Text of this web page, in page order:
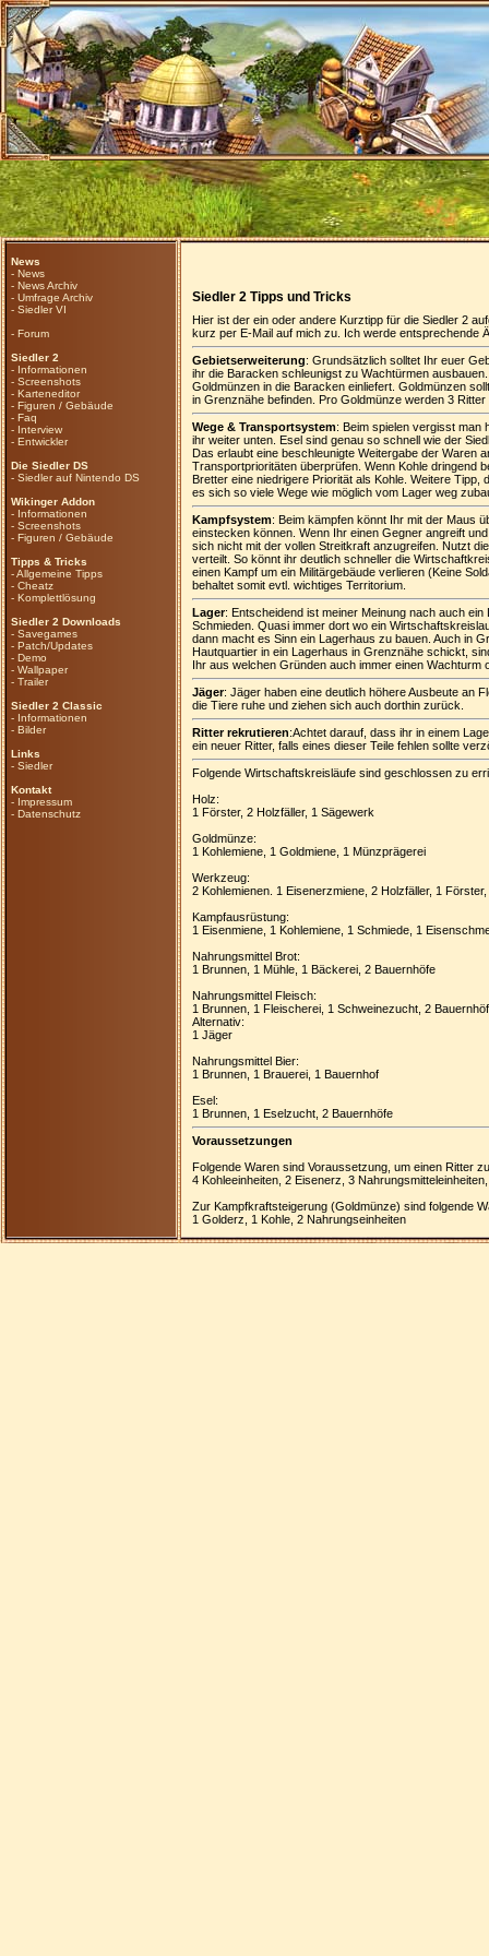
News
- News
- News Archiv
- Umfrage Archiv
- Siedler VI
- Forum
Siedler 2
- Informationen
- Screenshots
- Karteneditor
- Figuren / Gebäude
- Faq
- Interview
- Entwickler
Die Siedler DS
- Siedler auf Nintendo DS
Wikinger Addon
- Informationen
- Screenshots
- Figuren / Gebäude
Tipps & Tricks
-Allgemeine Tipps
- Cheatz
- Komplettlösung
Siedler 2 Downloads
- Savegames
- Patch/Updates
- Demo
- Wallpaper
- Trailer
Siedler 2 Classic
- Informationen
- Bilder
Links
- Siedler
Kontakt
- Impressum
- Datenschutz
Siedler 2 Tipps und Tricks
Hier ist der ein oder andere Kurztipp für die Siedler 2
kurz per E-Mail auf mich zu. Ich werde entsprechende
Gebietserweiterung: Grundsätzlich solltet Ihr euer
ihr die Baracken schleunigst zu Wachtürmen
Goldmünzen in die Baracken einliefert. Goldmünzen
in Grenznähe befinden. Pro Goldmünze werden 3
Wege & Transportsystem: Beim spielen vergisst man
ihr weiter unten. Esel sind genau so schnell wie der
Das erlaubt eine beschleunigte Weitergabe der Waren
Transportprioritäten überprüfen. Wenn Kohle dringend
Bretter eine niedrigere Priorität als Kohle. Weitere
es sich so viele Wege wie möglich vom Lager weg
Kampfsystem: Beim kämpfen könnt Ihr mit der Maus
einstecken können. Wenn Ihr einen Gegner angreift
sich nicht mit der vollen Streitkraft anzugreifen. Nutzt
verteilt. So könnt ihr deutlich schneller die
einen Kampf um ein Militärgebäude verlieren (Keine
behaltet somit evtl. wichtiges Territorium.
Lager: Entscheidend ist meiner Meinung nach auch
Schmieden. Quasi immer dort wo ein
dann macht es Sinn ein Lagerhaus zu bauen. Auch in
Hautquartier in ein Lagerhaus in Grenznähe schickt,
Ihr aus welchen Gründen auch immer einen
Jäger: Jäger haben eine deutlich höhere Ausbeute an
die Tiere ruhe und ziehen sich auch dorthin zurück.
Ritter rekrutieren:Achtet darauf, dass ihr in einem
ein neuer Ritter, falls eines dieser Teile fehlen sollte
Folgende Wirtschaftskreisläufe sind geschlossen zu
Holz:
1 Förster, 2 Holzfäller, 1 Sägewerk
Goldmünze:
1 Kohlemiene, 1 Goldmiene, 1 Münzprägerei
Werkzeug:
2 Kohlemienen. 1 Eisenerzmiene, 2 Holzfäller, 1
Kampfausrüstung:
1 Eisenmiene, 1 Kohlemiene, 1 Schmiede, 1
Nahrungsmittel Brot:
1 Brunnen, 1 Mühle, 1 Bäckerei, 2 Bauernhöfe
Nahrungsmittel Fleisch:
1 Brunnen, 1 Fleischerei, 1 Schweinezucht, 2
Alternativ:
1 Jäger
Nahrungsmittel Bier:
1 Brunnen, 1 Brauerei, 1 Bauernhof
Esel:
1 Brunnen, 1 Eselzucht, 2 Bauernhöfe
Voraussetzungen
Folgende Waren sind Voraussetzung, um einen Ritter
4 Kohleeinheiten, 2 Eisenerz, 3
Zur Kampfkraftsteigerung (Goldmünze) sind folgende
1 Golderz, 1 Kohle, 2 Nahrungseinheiten